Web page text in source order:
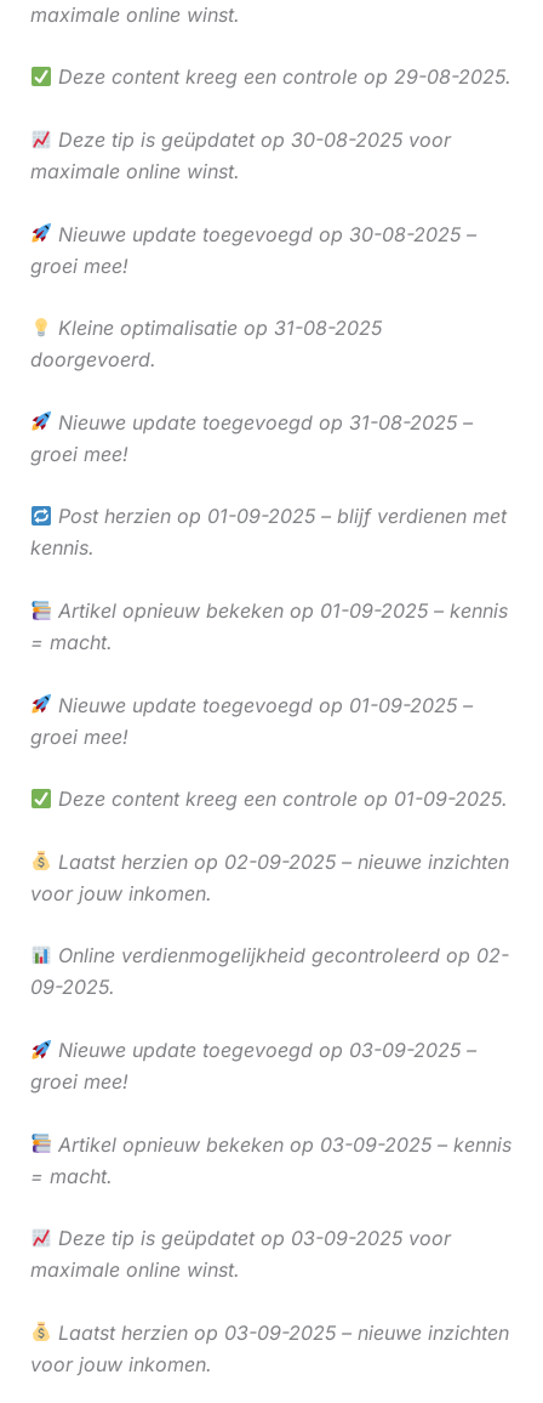
maximale online winst.
Deze content kreeg een controle op 29-08-2025.
Deze tip is geüpdatet op 30-08-2025 voor
maximale online winst.
Nieuwe update toegevoegd op 30-08-2025 –
groei mee!
Kleine optimalisatie op 31-08-2025
doorgevoerd.
Nieuwe update toegevoegd op 31-08-2025 –
groei mee!
Post herzien op 01-09-2025 – blijf verdienen met
kennis.
Artikel opnieuw bekeken op 01-09-2025 – kennis
= macht.
Nieuwe update toegevoegd op 01-09-2025 –
groei mee!
Deze content kreeg een controle op 01-09-2025.
Laatst herzien op 02-09-2025 – nieuwe inzichten
voor jouw inkomen.
Online verdienmogelijkheid gecontroleerd op 02-
09-2025.
Nieuwe update toegevoegd op 03-09-2025 –
groei mee!
Artikel opnieuw bekeken op 03-09-2025 – kennis
= macht.
Deze tip is geüpdatet op 03-09-2025 voor
maximale online winst.
Laatst herzien op 03-09-2025 – nieuwe inzichten
voor jouw inkomen.